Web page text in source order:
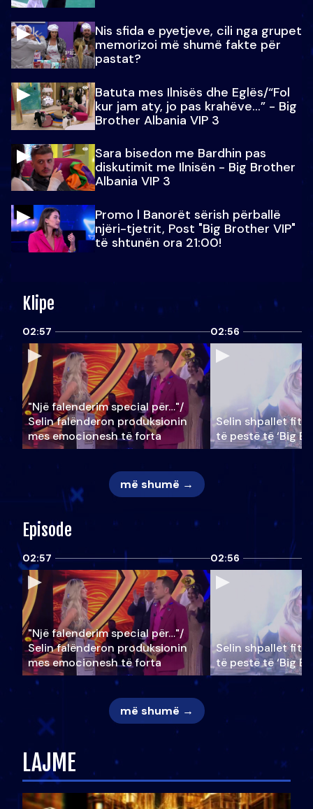
Nis sfida e pyetjeve, cili nga grupet
memorizoi më shumë fakte për
pastat?
Batuta mes Ilnisës dhe Eglës/“Fol
kur jam aty, jo pas krahëve…” - Big
Brother Albania VIP 3
Sara bisedon me Bardhin pas
diskutimit me Ilnisën - Big Brother
Albania VIP 3
Promo l Banorët sërish përballë
njëri-tjetrit, Post "Big Brother VIP"
të shtunën ora 21:00!
Klipe
02:57
"Një falenderim special për…"/
Selin falënderon produksionin
mes emocionesh të forta
02:56
Selin shpallet
të pestë të ‘Big
më shumë →
Episode
02:57
"Një falenderim special për…"/
Selin falënderon produksionin
mes emocionesh të forta
02:56
Selin shpallet
të pestë të ‘Big
më shumë →
LAJME